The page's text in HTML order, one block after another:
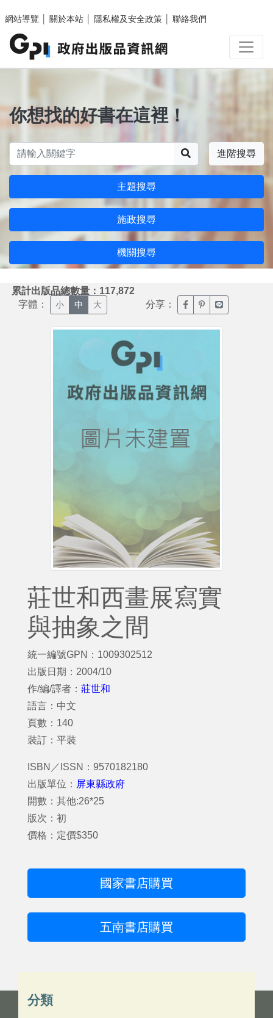
網站導覽
關於本站 隱私權及安全政策 聯絡我們
你想找的好書在這裡！
進階搜尋
主題搜尋
施政搜尋
機關搜尋
累計出版品總數量：117,872
字體： 小 中 大 分享： 臉書分享(另開新視窗)
噗浪分享(另開新
Line分享(另
莊世和西畫展寫實
與抽象之間
統一編號GPN：1009302512
出版日期：2004/10
作/編/譯者： 莊世和
語言：中文
頁數：140
裝訂：平裝
ISBN／ISSN：9570182180
出版單位： 屏東縣政府
開數：其他:26*25
版次：初
價格：定價$350
國家書店購買
五南書店購買
分類